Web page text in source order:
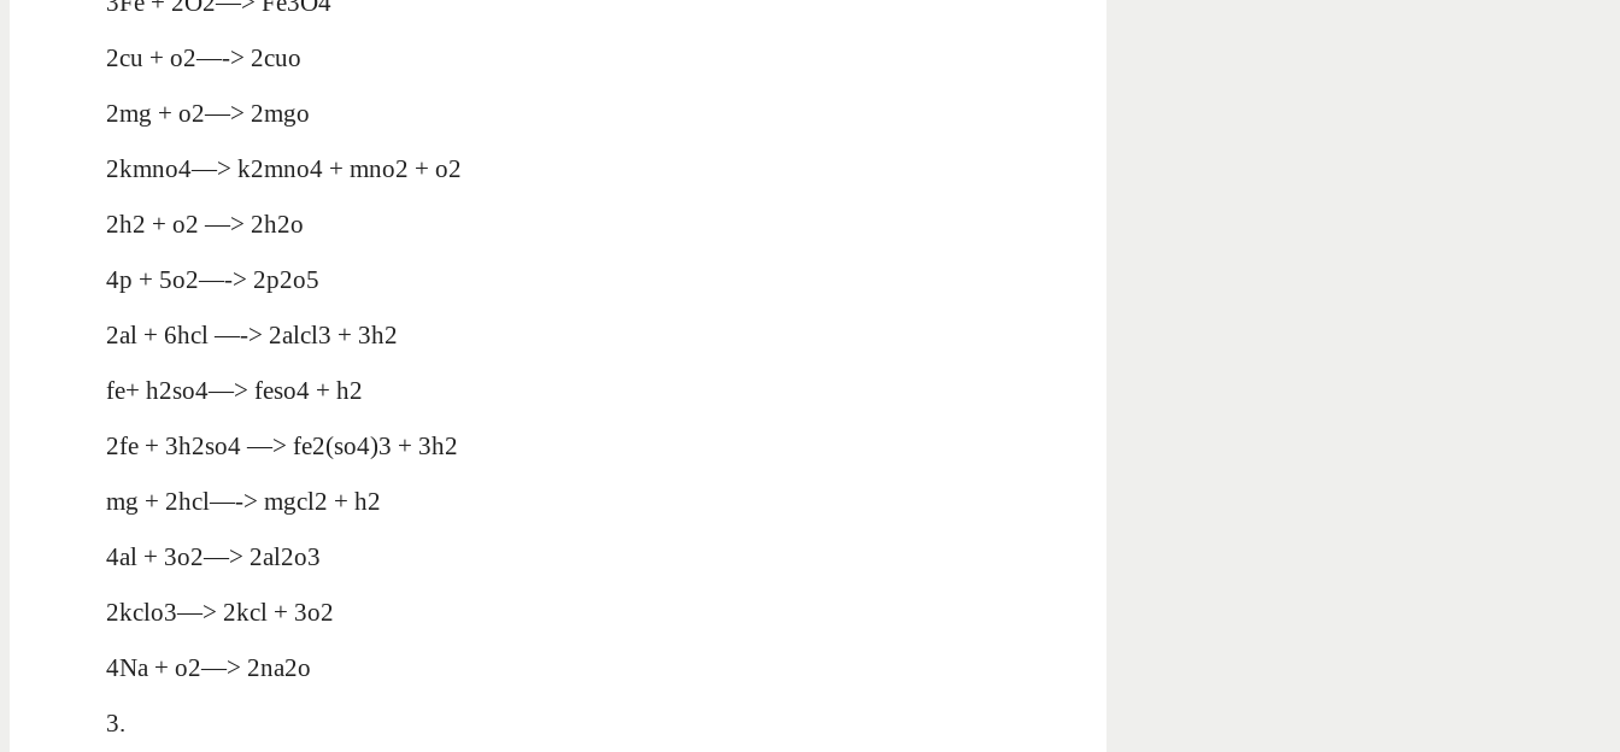
2cu + o2—-> 2cuo
2mg + o2—> 2mgo
2kmno4—> k2mno4 + mno2 + o2
2h2 + o2 —> 2h2o
4p + 5o2—-> 2p2o5
2al + 6hcl —-> 2alcl3 + 3h2
fe+ h2so4—> feso4 + h2
2fe + 3h2so4 —> fe2(so4)3 + 3h2
mg + 2hcl—-> mgcl2 + h2
4al + 3o2—> 2al2o3
2kclo3—> 2kcl + 3o2
4Na + o2—> 2na2o
3.